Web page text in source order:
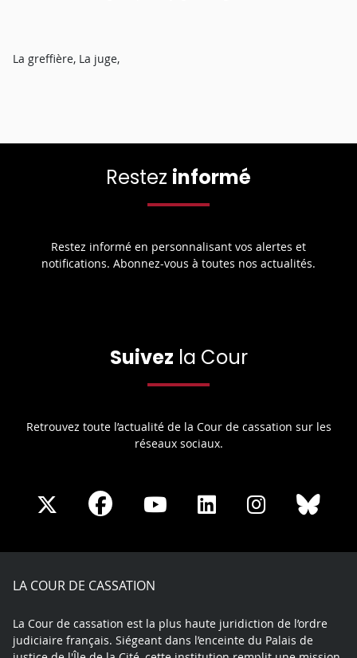
La greffière, La juge,
Restez informé
Restez informé en personnalisant vos alertes et
notifications. Abonnez-vous à toutes nos actualités.
Suivez la Cour
Retrouvez toute l’actualité de la Cour de cassation sur les
réseaux sociaux.
Share
X
Share
Facebook
Share
Youtube
Share
LinkedIn
Share
Instagram
LA COUR DE CASSATION
La Cour de cassation est la plus haute juridiction de l’ordre
judiciaire français. Siégeant dans l’enceinte du Palais de